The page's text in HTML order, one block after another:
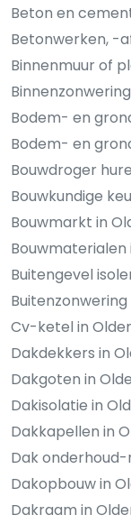
Beton en
Betonwerken, -
Binnenmuur of
Bodem- en
Bodem- en
Bouwdroger
Bouwkundige
Bouwmarkt in
Bouwmaterialen
Buitengevel
Cv-ketel in
Dakdekkers in
Dakgoten in
Dakisolatie in
Dakkapellen in
Dak
Dakopbouw in
Dakraam in